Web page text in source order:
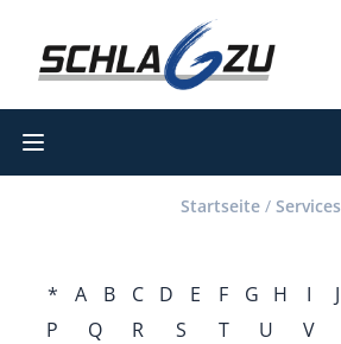
Open main menu
Startseite / Services
* A B C D E F G H I J
P
Q R S T U V